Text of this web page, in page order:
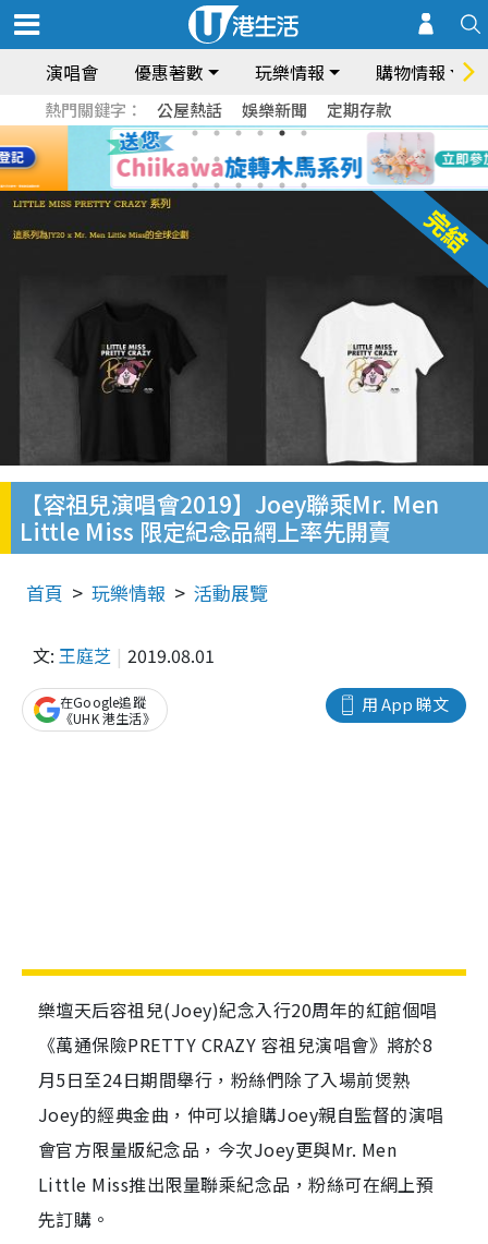
演唱會 優惠著數 玩樂情報 購物情報
熱門關鍵字： 公屋熱話 娛樂新聞 定期存款
【容祖兒演唱會2019】Joey聯乘Mr. Men
Little Miss 限定紀念品網上率先開賣
首頁 玩樂情報 活動展覽
文: 王庭芝 2019.08.01
用 App 睇文
在Google追蹤
《UHK 港生活》
樂壇天后容祖兒(Joey)紀念入行20周年的紅館個唱
《萬通保險PRETTY CRAZY 容祖兒演唱會》將於8
月5日至24日期間舉行，粉絲們除了入場前煲熟
Joey的經典金曲，仲可以搶購Joey親自監督的演唱
會官方限量版紀念品，今次Joey更與Mr. Men
Little Miss推出限量聯乘紀念品，粉絲可在網上預
先訂購。